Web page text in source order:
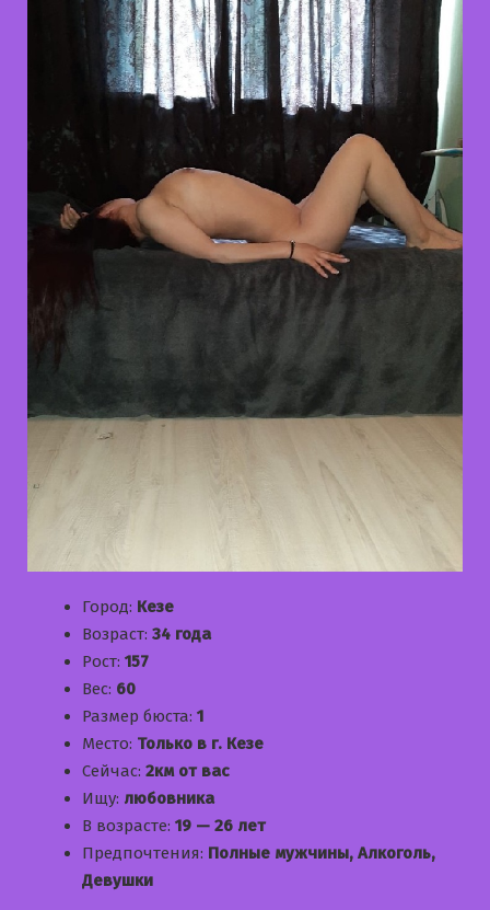
Город: Кезе
Возраст: 34 года
Рост: 157
Вес: 60
Размер бюста: 1
Место: Только в г. Кезе
Сейчас: 2км от вас
Ищу: любовника
В возрасте: 19 — 26 лет
Предпочтения: Полные мужчины, Алкоголь,
Девушки